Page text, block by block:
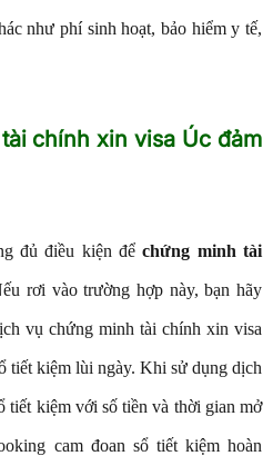
như phí sinh hoạt, bảo hiểm y tế,
chính xin visa Úc đảm
đủ điều kiện đểchứng minh tài
rơi vào trường hợp này, bạn hãy
vụ chứng minh tài chính xin visa
tiết kiệm lùi ngày. Khi sử dụng dịch
tiết kiệm với số tiền và thời gian mở
cam đoan sổ tiết kiệm hoàn